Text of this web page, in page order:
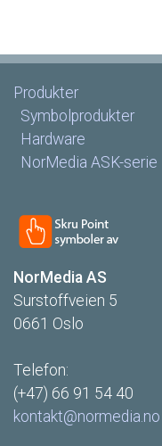
Produkter
Symbolprodukter
Hardware
NorMedia ASK-serie
NorMedia AS
Surstoffveien 5
0661 Oslo
Telefon:
(+47) 66 91 54 40
kontakt@normedia.no